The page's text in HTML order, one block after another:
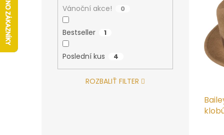
Vánoční akce! 0
Bestseller 1
Poslední kus 4
ROZBALIŤ FILTER
o
d